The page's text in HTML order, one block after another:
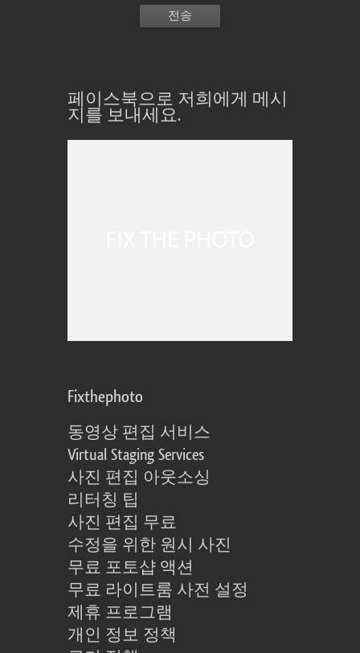
페이스북으로 저희에게 메시
지를 보내세요.
Fixthephoto
동영상 편집 서비스
Virtual Staging Services
사진 편집 아웃소싱
리터칭 팁
사진 편집 무료
수정을 위한 원시 사진
무료 포토샵 액션
무료 라이트룸 사전 설정
제휴 프로그램
개인 정보 정책